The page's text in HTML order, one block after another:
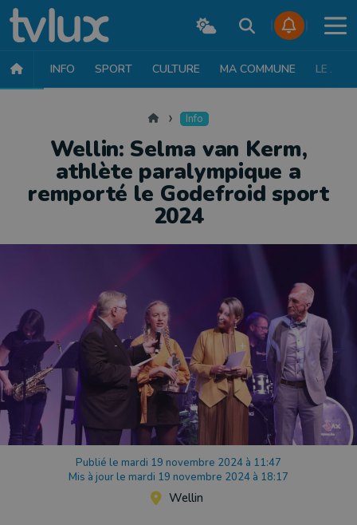
INFO SPORT CULTURE MA COMMUNE LE JT
Accueil Info
Wellin: Selma van Kerm,
athlète paralympique a
remporté le Godefroid sport
2024
Publié le mardi 19 novembre 2024 à 11:47
Mis à jour le mardi 19 novembre 2024 à 18:17
Wellin